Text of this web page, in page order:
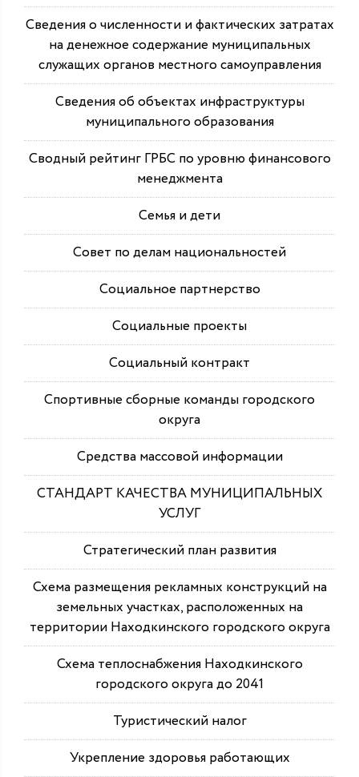
Сведения о численности и фактических затратах
на денежное содержание муниципальных
служащих органов местного самоуправления
Сведения об объектах инфраструктуры
муниципального образования
Сводный рейтинг ГРБС по уровню финансового
менеджмента
Семья и дети
Совет по делам национальностей
Социальное партнерство
Социальные проекты
Социальный контракт
Спортивные сборные команды городского
округа
Средства массовой информации
СТАНДАРТ КАЧЕСТВА МУНИЦИПАЛЬНЫХ
УСЛУГ
Стратегический план развития
Схема размещения рекламных конструкций на
земельных участках, расположенных на
территории Находкинского городского округа
Схема теплоснабжения Находкинского
городского округа до 2041
Туристический налог
Укрепление здоровья работающих